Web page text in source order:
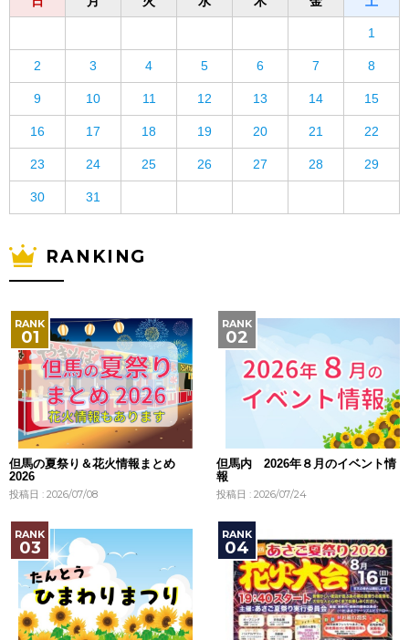
1
2 3 4 5 6 7 8
9 10 11 12 13 14 15
16 17 18 19 20 21 22
23 24 25 26 27 28 29
30 31
RANKING
但馬の夏祭り＆花火情報まとめ
2026
投稿日 : 2026/07/08
但馬内 2026年８月のイベント情
報
投稿日 : 2026/07/24